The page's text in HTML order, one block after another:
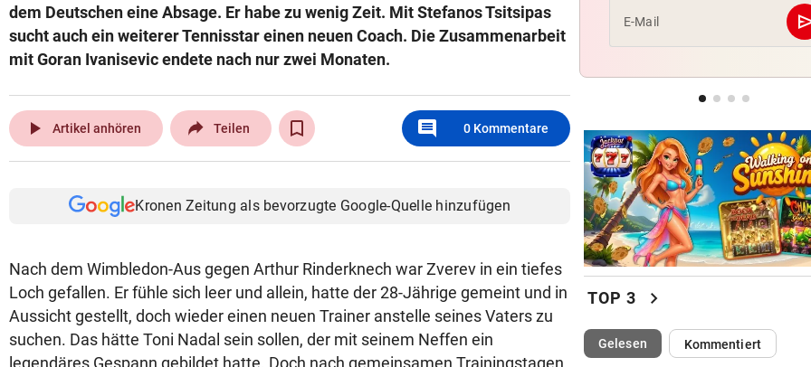
dem Deutschen eine Absage. Er habe zu wenig Zeit. Mit Stefanos Tsitsipas
sucht auch ein weiterer Tennisstar einen neuen Coach. Die Zusammenarbeit
mit Goran Ivanisevic endete nach nur zwei Monaten.
play_arrow Artikel anhören Teilen comment 0 Kommentare
Kronen Zeitung als bevorzugte Google-Quelle hinzufügen
Nach dem Wimbledon-Aus gegen Arthur Rinderknech war Zverev in ein tiefes
Loch gefallen. Er fühle sich leer und allein, hatte der 28-Jährige gemeint und in
Aussicht gestellt, doch wieder einen neuen Trainer anstelle seines Vaters zu
suchen. Das hätte Toni Nadal sein sollen, der mit seinem Neffen ein
legendäres Gespann gebildet hatte. Doch nach gemeinsamen Trainingstagen
und große Sorgen
Brandgefahr? Hitze löst vor
Störfeuer aus
E-Mail
TOP 3 chevron_right
Gelesen(ausgewählt)Kommentiert